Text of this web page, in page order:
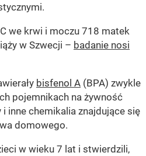
we krwi i moczu 718 matek
w Szwecji – badanie nosi
bisfenol A (BPA) zwykle
pojemnikach na żywność
inne chemikalia znajdujące się
domowego.
w wieku 7 lat i stwierdzili,